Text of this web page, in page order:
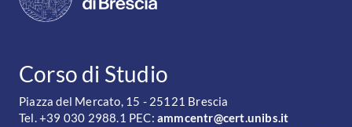
CONTATTI
Corso di Studio
Piazza del Mercato, 15 - 25121 Brescia
Tel. +39 030 2988.1 PEC: ammcentr@cert.unibs.it